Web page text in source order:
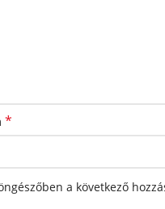
*
a következő